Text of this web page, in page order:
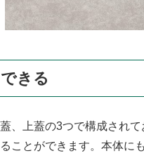
きる
、上蓋の3つで構成され
ことができます。本体に